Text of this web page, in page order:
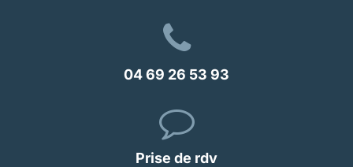
04 69 26 53 93
Prise de rdv